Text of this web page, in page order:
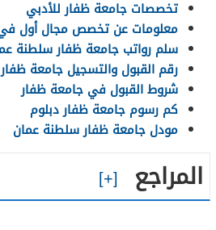
تخصصات جامعة ظفار للأدبي
معلومات عن تخصص مجال أول
سلم رواتب جامعة ظفار سلطنة
رقم القبول والتسجيل جامعة ظفار
شروط القبول في جامعة ظفار
كم رسوم جامعة ظفار دبلوم
مودل جامعة ظفار سلطنة عمان
المراجع